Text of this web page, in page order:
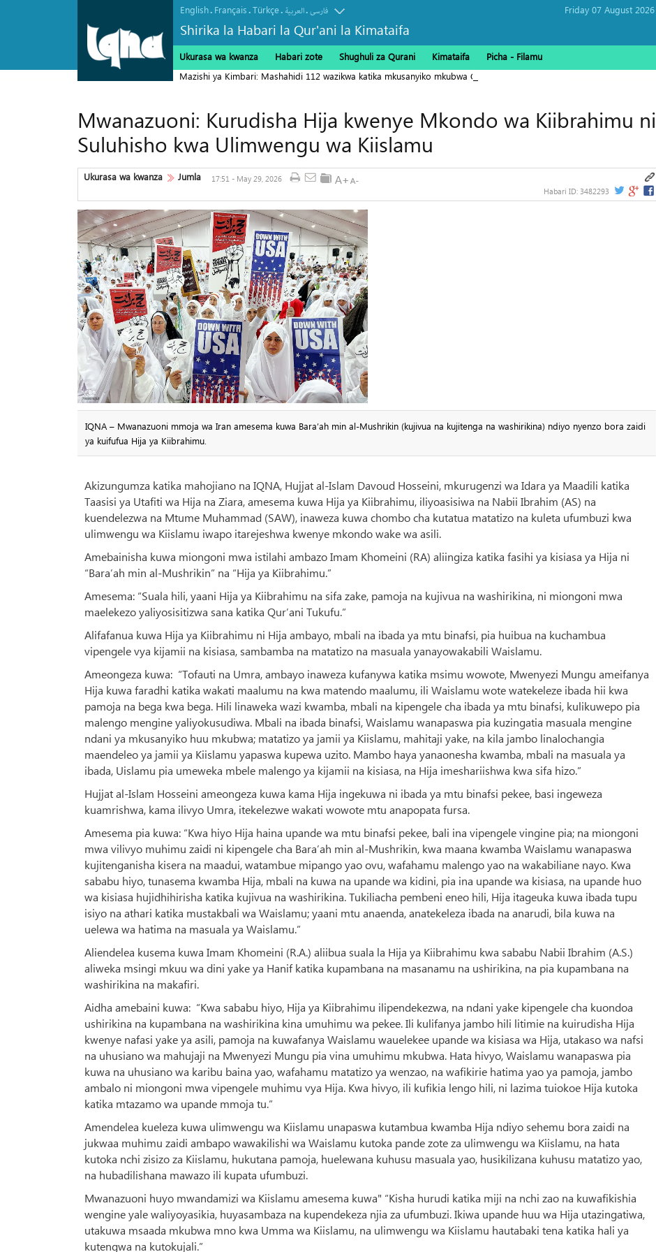
English. Français.Türkçe. العربیة.فارسی
Shirika la Habari la Qur'ani la Kimataifa
Ukurasa wa kwanza Habari zote Shughuli za Qurani Kimataifa
Picha‎ - Filamu‎
Mazishi ya Kimbari: Mashahidi 112 wazikwa katika mkusanyiko mkubwa Gaza
Mwanazuoni: Kurudisha Hija kwenye Mkondo wa Kiibrahimu ni
Suluhisho kwa Ulimwengu wa Kiislamu
Ukurasa wa kwanza Jumla
17:51 - May 29, 2026
Habari ID: 3482293
IQNA – Mwanazuoni mmoja wa Iran amesema kuwa Bara’ah min al-Mushrikin (kujivua na kujitenga na washirikina) ndiyo nyenzo bora zaidi
ya kuifufua Hija ya Kiibrahimu.
Akizungumza katika mahojiano na IQNA, Hujjat al-Islam Davoud Hosseini, mkurugenzi wa Idara ya Maadili katika
Taasisi ya Utafiti wa Hija na Ziara, amesema kuwa Hija ya Kiibrahimu, iliyoasisiwa na Nabii Ibrahim (AS) na
kuendelezwa na Mtume Muhammad (SAW), inaweza kuwa chombo cha kutatua matatizo na kuleta ufumbuzi kwa
ulimwengu wa Kiislamu iwapo itarejeshwa kwenye mkondo wake wa asili.
Amebainisha kuwa miongoni mwa istilahi ambazo Imam Khomeini (RA) aliingiza katika fasihi ya kisiasa ya Hija ni
“Bara’ah min al-Mushrikin” na “Hija ya Kiibrahimu.”
Amesema: “Suala hili, yaani Hija ya Kiibrahimu na sifa zake, pamoja na kujivua na washirikina, ni miongoni mwa
maelekezo yaliyosisitizwa sana katika Qur’ani Tukufu.”
Alifafanua kuwa Hija ya Kiibrahimu ni Hija ambayo, mbali na ibada ya mtu binafsi, pia huibua na kuchambua
vipengele vya kijamii na kisiasa, sambamba na matatizo na masuala yanayowakabili Waislamu.
Ameongeza kuwa: “Tofauti na Umra, ambayo inaweza kufanywa katika msimu wowote, Mwenyezi Mungu ameifanya
Hija kuwa faradhi katika wakati maalumu na kwa matendo maalumu, ili Waislamu wote watekeleze ibada hii kwa
pamoja na bega kwa bega. Hili linaweka wazi kwamba, mbali na kipengele cha ibada ya mtu binafsi, kulikuwepo pia
malengo mengine yaliyokusudiwa. Mbali na ibada binafsi, Waislamu wanapaswa pia kuzingatia masuala mengine
ndani ya mkusanyiko huu mkubwa; matatizo ya jamii ya Kiislamu, mahitaji yake, na kila jambo linalochangia
maendeleo ya jamii ya Kiislamu yapaswa kupewa uzito. Mambo haya yanaonesha kwamba, mbali na masuala ya
ibada, Uislamu pia umeweka mbele malengo ya kijamii na kisiasa, na Hija imeshariishwa kwa sifa hizo.”
Hujjat al-Islam Hosseini ameongeza kuwa kama Hija ingekuwa ni ibada ya mtu binafsi pekee, basi ingeweza
kuamrishwa, kama ilivyo Umra, itekelezwe wakati wowote mtu anapopata fursa.
Amesema pia kuwa: “Kwa hiyo Hija haina upande wa mtu binafsi pekee, bali ina vipengele vingine pia; na miongoni
mwa vilivyo muhimu zaidi ni kipengele cha Bara’ah min al-Mushrikin, kwa maana kwamba Waislamu wanapaswa
kujitenganisha kisera na maadui, watambue mipango yao ovu, wafahamu malengo yao na wakabiliane nayo. Kwa
sababu hiyo, tunasema kwamba Hija, mbali na kuwa na upande wa kidini, pia ina upande wa kisiasa, na upande huo
wa kisiasa hujidhihirisha katika kujivua na washirikina. Tukiliacha pembeni eneo hili, Hija itageuka kuwa ibada tupu
isiyo na athari katika mustakbali wa Waislamu; yaani mtu anaenda, anatekeleza ibada na anarudi, bila kuwa na
uelewa wa hatima na masuala ya Waislamu.”
Aliendelea kusema kuwa Imam Khomeini (R.A.) aliibua suala la Hija ya Kiibrahimu kwa sababu Nabii Ibrahim (A.S.)
aliweka msingi mkuu wa dini yake ya Hanif katika kupambana na masanamu na ushirikina, na pia kupambana na
washirikina na makafiri.
Aidha amebaini kuwa: “Kwa sababu hiyo, Hija ya Kiibrahimu ilipendekezwa, na ndani yake kipengele cha kuondoa
ushirikina na kupambana na washirikina kina umuhimu wa pekee. Ili kulifanya jambo hili litimie na kuirudisha Hija
kwenye nafasi yake ya asili, pamoja na kuwafanya Waislamu wauelekee upande wa kisiasa wa Hija, utakaso wa nafsi
na uhusiano wa mahujaji na Mwenyezi Mungu pia vina umuhimu mkubwa. Hata hivyo, Waislamu wanapaswa pia
kuwa na uhusiano wa karibu baina yao, wafahamu matatizo ya wenzao, na wafikirie hatima yao ya pamoja, jambo
ambalo ni miongoni mwa vipengele muhimu vya Hija. Kwa hivyo, ili kufikia lengo hili, ni lazima tuiokoe Hija kutoka
katika mtazamo wa upande mmoja tu.”
Amendelea kueleza kuwa ulimwengu wa Kiislamu unapaswa kutambua kwamba Hija ndiyo sehemu bora zaidi na
jukwaa muhimu zaidi ambapo wawakilishi wa Waislamu kutoka pande zote za ulimwengu wa Kiislamu, na hata
kutoka nchi zisizo za Kiislamu, hukutana pamoja, huelewana kuhusu masuala yao, husikilizana kuhusu matatizo yao,
na hubadilishana mawazo ili kupata ufumbuzi.
Mwanazuoni huyo mwandamizi wa Kiislamu amesema kuwa" “Kisha hurudi katika miji na nchi zao na kuwafikishia
wengine yale waliyoyasikia, huyasambaza na kupendekeza njia za ufumbuzi. Ikiwa upande huu wa Hija utazingatiwa,
utakuwa msaada mkubwa mno kwa Umma wa Kiislamu, na ulimwengu wa Kiislamu hautabaki tena katika hali ya
kutengwa na kutokujali.”